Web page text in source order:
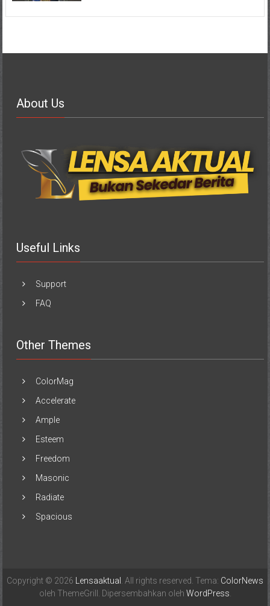
About Us
Useful Links
Support
FAQ
Other Themes
ColorMag
Accelerate
Ample
Esteem
Freedom
Masonic
Radiate
Spacious
Copyright © 2026 Lensaaktual . All rights reserved. Tema: ColorNews
oleh ThemeGrill. Dipersembahkan oleh WordPress